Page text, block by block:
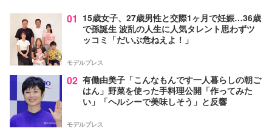
01 15歳女子、27歳男性と交際1ヶ月で妊娠…36歳
で孫誕生 波乱の人生に人気タレント思わずツ
ッコミ「だいぶ危ねえよ！」
モデルプレス
02 有働由美子「こんなもんです一人暮らしの朝ご
はん」野菜を使った手料理公開「作ってみた
い」「ヘルシーで美味しそう」と反響
モデルプレス